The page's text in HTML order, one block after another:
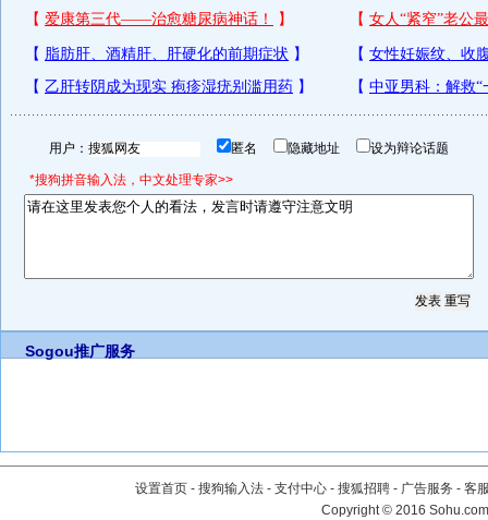
用户： 匿名 隐藏地址 设为辩论话题
*搜狗拼音输入法，中文处理专家>>
Sogou推广服务
设置首页 - 搜狗输入法 - 支付中心 - 搜狐招聘 - 广告服务 - 客
Copyright©2016